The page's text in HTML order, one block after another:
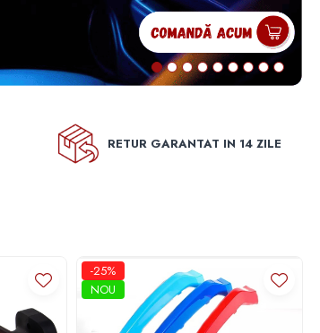
RETUR GARANTAT IN 14 ZILE
-25%
NOU